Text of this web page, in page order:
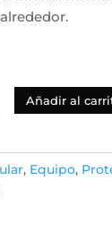
Añadir al
, Equipo,